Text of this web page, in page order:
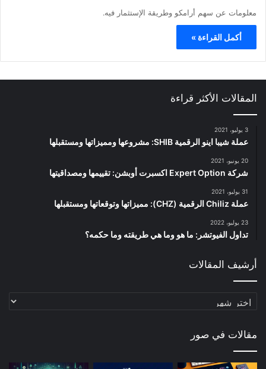
معلومات عن سهم أرامكو وطريقة الإستثمار فيه.
أكمل القراءة »
المقالات الأكثر قراءة
3 يوليو، 2021
عملة شيبا اينو الرقمية SHIB: مشروعها ومميزاتها ومستقبلها
20 يونيو، 2021
شركة Expert Option اكسبرت أوبشن: تقييمها ومصداقيتها
31 يوليو، 2021
عملة Chiliz الرقمية (CHZ): مميزاتها وتوقعاتها ومستقبلها
23 يوليو، 2022
تداول الفيوتشر: ما هو وما هي طريقته وما حكمه؟
أرشيف المقالات
أرشيف
مقالات في صور